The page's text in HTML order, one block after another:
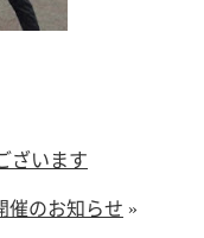
ざいます
催のお知らせ »